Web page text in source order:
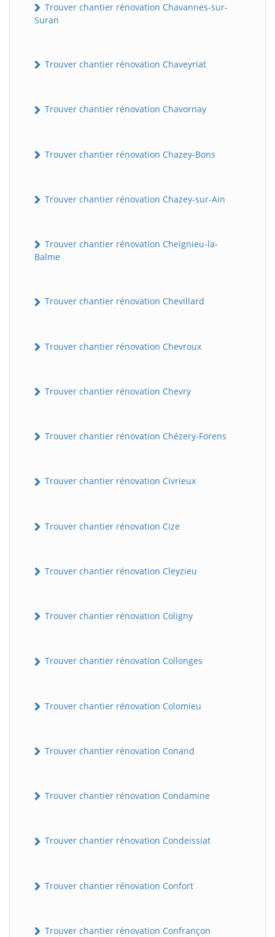
Trouver chantier rénovation Chavannes-sur-
Suran
Trouver chantier rénovation Chaveyriat
Trouver chantier rénovation Chavornay
Trouver chantier rénovation Chazey-Bons
Trouver chantier rénovation Chazey-sur-Ain
Trouver chantier rénovation Cheignieu-la-
Balme
Trouver chantier rénovation Chevillard
Trouver chantier rénovation Chevroux
Trouver chantier rénovation Chevry
Trouver chantier rénovation Chézery-Forens
Trouver chantier rénovation Civrieux
Trouver chantier rénovation Cize
Trouver chantier rénovation Cleyzieu
Trouver chantier rénovation Coligny
Trouver chantier rénovation Collonges
Trouver chantier rénovation Colomieu
Trouver chantier rénovation Conand
Trouver chantier rénovation Condamine
Trouver chantier rénovation Condeissiat
Trouver chantier rénovation Confort
Trouver chantier rénovation Confrançon
BatiWebPro